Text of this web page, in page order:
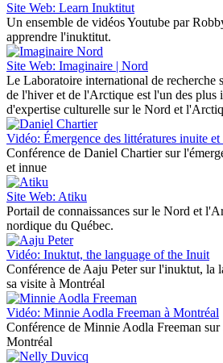
Site Web: Learn Inuktitut
Un ensemble de vidéos Youtube par
apprendre l'inuktitut.
Site Web: Imaginaire | Nord
Le Laboratoire international de recherche
de l'hiver et de l'Arctique est l'un des plus
d'expertise culturelle sur le Nord et
Vidéo: Émergence des littératures inuite et
Conférence de Daniel Chartier sur
et innue
Site Web: Atiku
Portail de connaissances sur le Nord et
nordique du Québec.
Vidéo: Inuktut, the language of the Inuit
Conférence de Aaju Peter sur l'inuktut, la
sa visite à Montréal
Vidéo: Minnie Aodla Freeman à Montréal
Conférence de Minnie Aodla Freeman sur
Montréal